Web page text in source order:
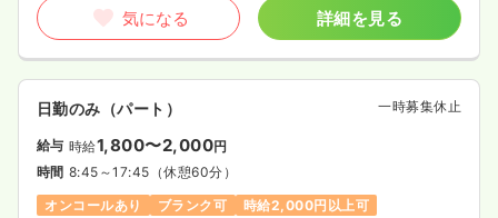
気になる 詳細を見る
日勤のみ（パート） 一時募集休止
給与 時給1,800〜2,000円
時間 8:45～17:45 （休憩60分）
オンコールあり
ブランク可 時給2,000円以上可